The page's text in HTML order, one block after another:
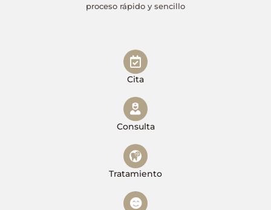
proceso rápido y sencillo
Cita
Consulta
Tratamiento